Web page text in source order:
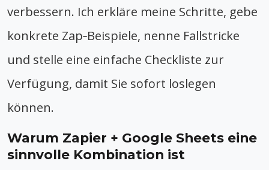
verbessern. Ich erkläre meine Schritte, gebe
konkrete Zap‑Beispiele, nenne Fallstricke
und stelle eine einfache Checkliste zur
Verfügung, damit Sie sofort loslegen
können.
Warum Zapier + Google Sheets eine
sinnvolle Kombination ist